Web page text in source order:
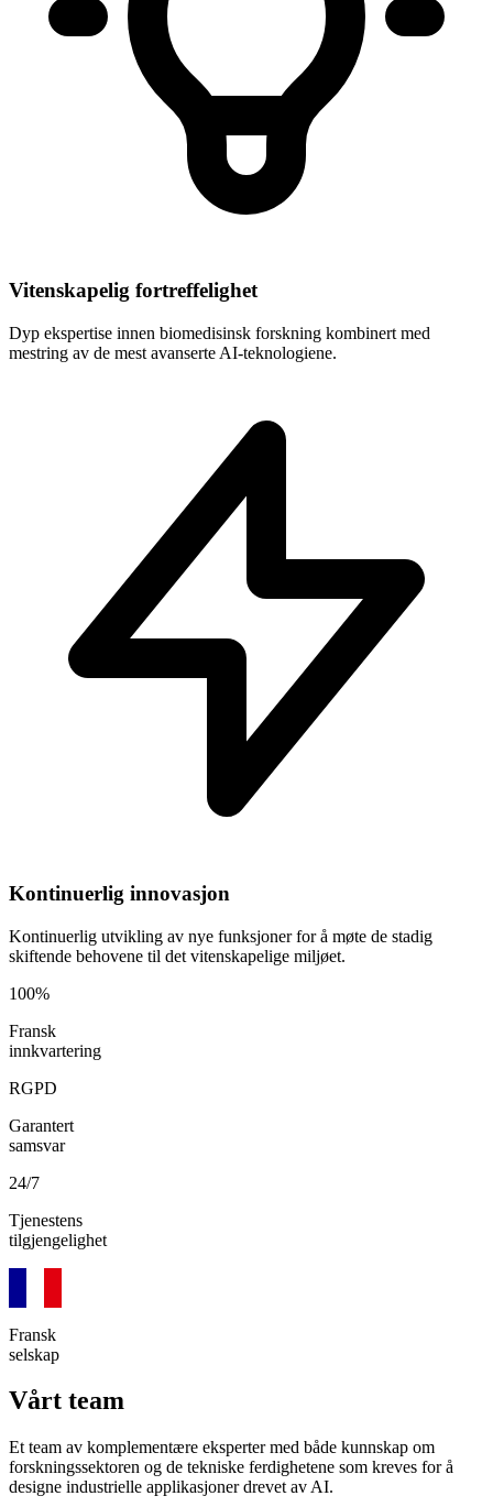
Vitenskapelig fortreffelighet
Dyp ekspertise innen biomedisinsk forskning kombinert med
mestring av de mest avanserte AI-teknologiene.
Kontinuerlig innovasjon
Kontinuerlig utvikling av nye funksjoner for å møte de stadig
skiftende behovene til det vitenskapelige miljøet.
100%
Fransk
innkvartering
RGPD
Garantert
samsvar
24/7
Tjenestens
tilgjengelighet
Fransk
selskap
Vårt team
Et team av komplementære eksperter med både kunnskap om
forskningssektoren og de tekniske ferdighetene som kreves for å
designe industrielle applikasjoner drevet av AI.